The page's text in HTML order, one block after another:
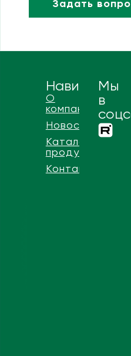
Навигация
О
компании
Новости
Каталог
продукции
Контакты
Мы
в